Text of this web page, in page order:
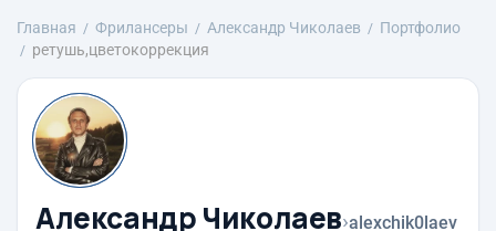
Главная Фрилансеры Александр Чиколаев
Портфолио
ретушь,цветокоррекция
Александр Чиколаев›alexchik0laev